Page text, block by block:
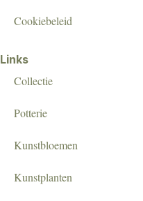
Cookiebeleid
Links
Collectie
Potterie
Kunstbloemen
Kunstplanten